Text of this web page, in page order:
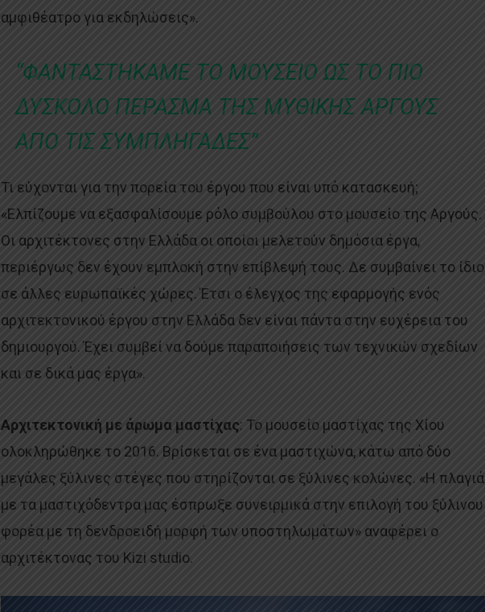
αμφιθέατρο για εκδηλώσεις».
“ΦΑΝΤΑΣΤΗΚΑΜΕ ΤΟ ΜΟΥΣΕΙΟ ΩΣ ΤΟ ΠΙΟ
ΔΥΣΚΟΛΟ ΠΕΡΑΣΜΑ ΤΗΣ ΜΥΘΙΚΗΣ ΑΡΓΟΥΣ
ΑΠΟ ΤΙΣ ΣΥΜΠΛΗΓΑΔΕΣ”
Τι εύχονται για την πορεία του έργου που είναι υπό κατασκευή;
«Ελπίζουμε να εξασφαλίσουμε ρόλο συμβούλου στο μουσείο της Αργούς.
Οι αρχιτέκτονες στην Ελλάδα οι οποίοι μελετούν δημόσια έργα,
περιέργως δεν έχουν εμπλοκή στην επίβλεψή τους. Δε συμβαίνει το ίδιο
σε άλλες ευρωπαϊκές χώρες. Έτσι ο έλεγχος της εφαρμογής ενός
αρχιτεκτονικού έργου στην Ελλάδα δεν είναι πάντα στην ευχέρεια του
δημιουργού. Έχει συμβεί να δούμε παραποιήσεις των τεχνικών σχεδίων
και σε δικά μας έργα».
Αρχιτεκτονική με άρωμα μαστίχας: To μουσείο μαστίχας της Χίου
ολοκληρώθηκε το 2016. Βρίσκεται σε ένα μαστιχώνα, κάτω από δύο
μεγάλες ξύλινες στέγες που στηρίζονται σε ξύλινες κολώνες. «Η πλαγιά
με τα μαστιχόδεντρα μας έσπρωξε συνειρμικά στην επιλογή του ξύλινου
φορέα με τη δενδροειδή μορφή των υποστηλωμάτων» αναφέρει ο
αρχιτέκτονας του Kizi studio.